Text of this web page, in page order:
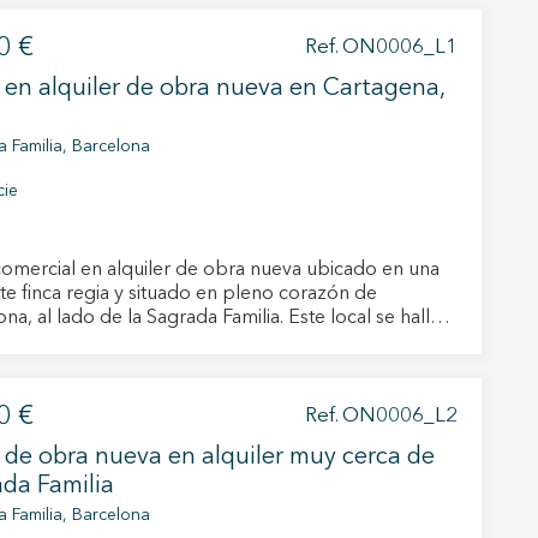
€ Ref. ON0006_L1
en alquiler de obra nueva en Cartagena,
Familia, Barcelona
en alquiler de obra nueva ubicado en una
finca regia y situado en pleno corazón de
al lado de la Sagrada Familia. Este local se halla
de un baño. Se entrega con carpintería de
a estrenar.
€ Ref. ON0006_L2
de obra nueva en alquiler muy cerca de
Familia
Familia, Barcelona